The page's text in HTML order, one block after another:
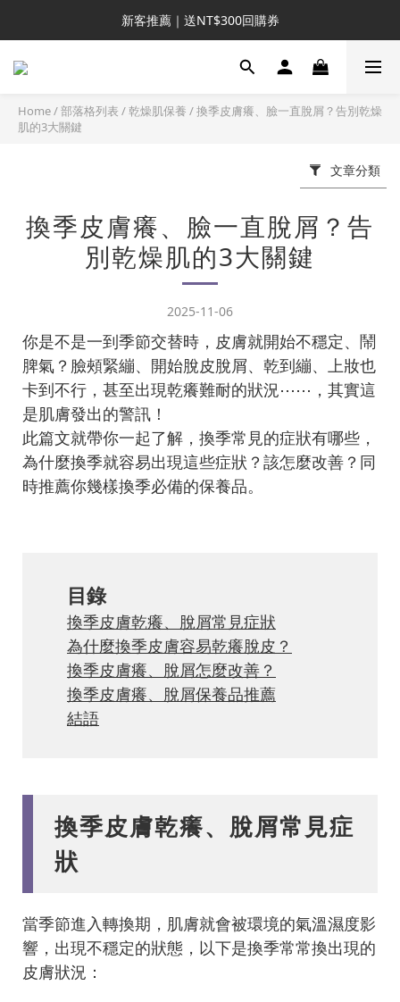
新客推薦｜送NT$300回購券
新客推薦｜送NT$300回購券
升VIP首推｜買4送6起
Home/部落格列表 /乾燥肌保養 /換季皮膚癢、臉一直脫屑？告別乾燥
肌的3大關鍵
文章分類
換季皮膚癢、臉一直脫屑？告
別乾燥肌的3大關鍵
2025-11-06
你是不是一到季節交替時，皮膚就開始不穩定、鬧
脾氣？臉頰緊繃、開始脫皮脫屑、乾到繃、上妝也
卡到不行，甚至出現乾癢難耐的狀況⋯⋯，其實這
是肌膚發出的警訊！
此篇文就帶你一起了解，換季常見的症狀有哪些，
為什麼換季就容易出現這些症狀？該怎麼改善？同
時推薦你幾樣換季必備的保養品。
目錄
換季皮膚乾癢、脫屑常見症狀
為什麼換季皮膚容易乾癢脫皮？
換季皮膚癢、脫屑怎麼改善？
換季皮膚癢、脫屑保養品推薦
結語
換季皮膚乾癢、脫屑常見症
狀
當季節進入轉換期，肌膚就會被環境的氣溫濕度影
響，出現不穩定的狀態，以下是換季常常換出現的
皮膚狀況：